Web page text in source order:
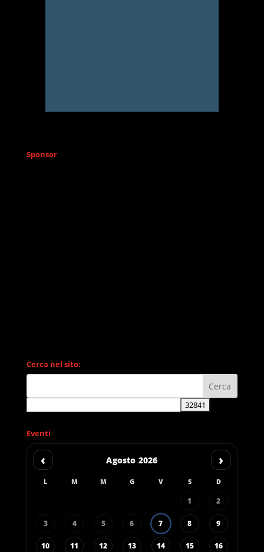
Sponsor
Cerca nel sito:
Eventi
‹ Agosto 2026 ›
L M M G V S D
1 2
3 4 5 6 7 8 9
10 11 12 13 14 15 16